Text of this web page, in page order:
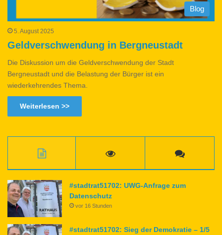
Blog
5. August 2025
Geldverschwendung in Bergneustadt
Die Diskussion um die Geldverschwendung der Stadt
Bergneustadt und die Belastung der Bürger ist ein
wiederkehrendes Thema.
Weiterlesen >>
#stadtrat51702: UWG-Anfrage zum
Datenschutz
vor 16 Stunden
#stadtrat51702: Sieg der Demokratie – 1/5